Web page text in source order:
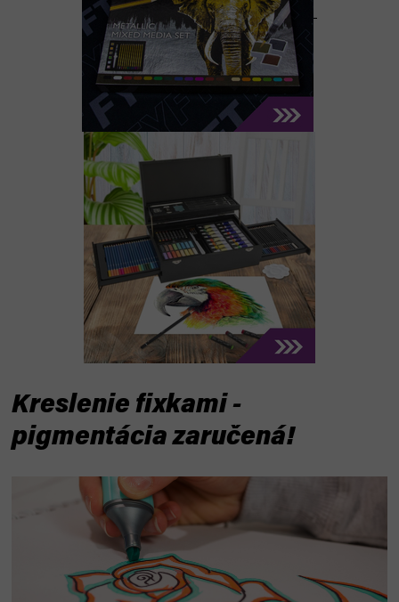
Kreslenie fixkami -
pigmentácia zaručená!